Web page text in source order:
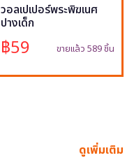
วอลเปเปอร์พระพิฆเนศ
ปางเด็ก
฿59 ขายแล้ว 589 ชิ้น
ดูเพิ่มเติม